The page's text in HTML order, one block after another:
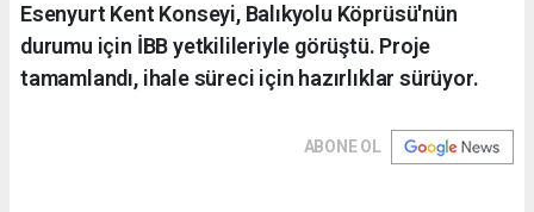
Esenyurt Kent Konseyi, Balıkyolu Köprüsü'nün
durumu için İBB yetkilileriyle görüştü. Proje
tamamlandı, ihale süreci için hazırlıklar sürüyor.
ABONE OL